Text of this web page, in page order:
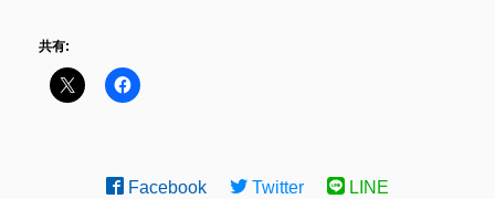
共有:
Facebook Twitter LINE